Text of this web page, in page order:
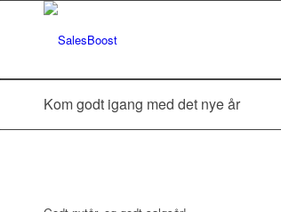
Kom godt igang med det nye år